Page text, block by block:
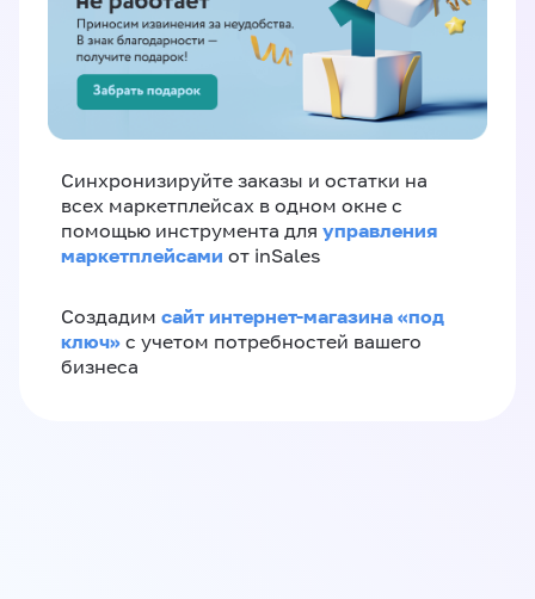
Синхронизируйте заказы и остатки на
всех маркетплейсах в одном окне с
помощью инструмента для управления
маркетплейсами от inSales
Создадим сайт интернет-магазина «под
ключ» с учетом потребностей вашего
бизнеса